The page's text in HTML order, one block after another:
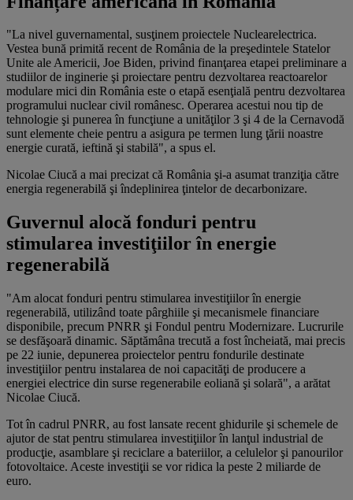
"La nivel guvernamental, susţinem proiectele Nuclearelectrica.
Vestea bună primită recent de România de la preşedintele Statelor
Unite ale Americii, Joe Biden, privind finanţarea etapei preliminare a
studiilor de inginerie şi proiectare pentru dezvoltarea reactoarelor
modulare mici din România este o etapă esenţială pentru dezvoltarea
programului nuclear civil românesc. Operarea acestui nou tip de
tehnologie şi punerea în funcţiune a unităţilor 3 şi 4 de la Cernavodă
sunt elemente cheie pentru a asigura pe termen lung ţării noastre
energie curată, ieftină şi stabilă", a spus el.
Nicolae Ciucă a mai precizat că România şi-a asumat tranziţia către
energia regenerabilă şi îndeplinirea ţintelor de decarbonizare.
Guvernul alocă fonduri pentru
stimularea investiţiilor în energie
regenerabilă
"Am alocat fonduri pentru stimularea investiţiilor în energie
regenerabilă, utilizând toate pârghiile şi mecanismele financiare
disponibile, precum PNRR şi Fondul pentru Modernizare. Lucrurile
se desfăşoară dinamic. Săptămâna trecută a fost încheiată, mai precis
pe 22 iunie, depunerea proiectelor pentru fondurile destinate
investiţiilor pentru instalarea de noi capacităţi de producere a
energiei electrice din surse regenerabile eoliană şi solară", a arătat
Nicolae Ciucă.
Tot în cadrul PNRR, au fost lansate recent ghidurile şi schemele de
ajutor de stat pentru stimularea investiţiilor în lanţul industrial de
producţie, asamblare şi reciclare a bateriilor, a celulelor şi panourilor
fotovoltaice. Aceste investiţii se vor ridica la peste 2 miliarde de
euro.